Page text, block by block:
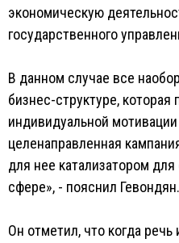
экономическую
государственного
В данном случае все
бизнес-структуре,
индивидуальной
целенаправленная
для нее катализатором
сфере», - пояснил Гевондян.
Он отметил, что когда